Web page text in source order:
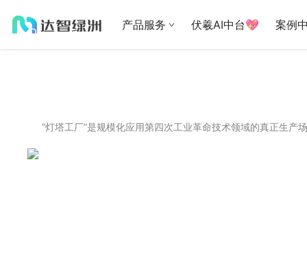
产品服务 伏羲AI中台💖 案例
“灯塔工厂”是规模化应用第四次工业革命技术领域的真正生